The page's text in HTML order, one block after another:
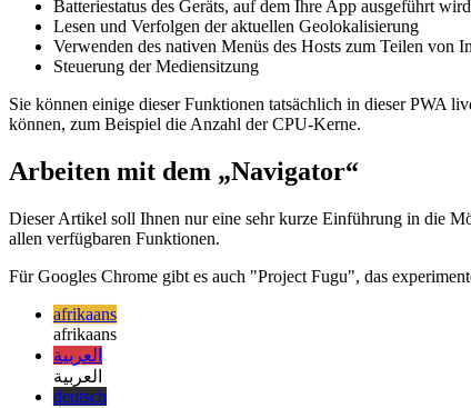
Anzahl CPU-Kerne
detaillierte Netzwerkinformationen
Batteriestatus des Geräts, auf dem Ihre App ausgeführt
Lesen und Verfolgen der aktuellen Geolokalisierung
Steuerung der Mediensitzung
können, zum Beispiel die Anzahl der CPU-Kerne.
Arbeiten mit dem „Navigator“
allen verfügbaren Funktionen.
Für Googles Chrome gibt es auch "Project Fugu", das
afrikaans
afrikaans
العربية